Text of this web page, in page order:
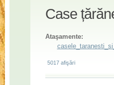
Case
Ataşamente:
5017 afişări